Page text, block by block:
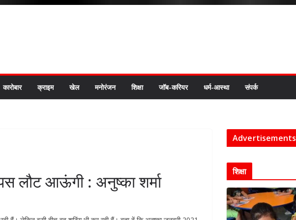
कारोबार क्राइम खेल मनोरंजन शिक्षा जॉब-करियर धर्म-आस्था संपर्क
लौट आऊंगी : अनुष्का शर्मा
Advertisements
शिक्षा